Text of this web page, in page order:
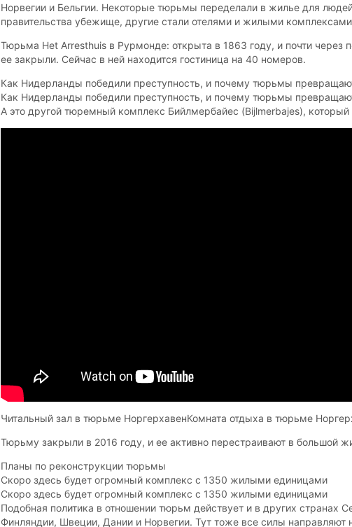
Норвегии и Бельгии. Некоторые тюрьмы переделали в жилье для
правительства убежище, другие стали отелями и жилыми
Тюрьма Het Arresthuis в Рурмонде: открыта в 1863 году, и почти через
ее закрыли. Сейчас в ней находится гостиница на 40 номеров.
Как Нидерланды победили преступность, и почему тюрьмы
Как Нидерланды победили преступность, и почему тюрьмы
А это другой тюремный комплекс Бийлмербайес (Bijlmerbajes),
Читальный зал в тюрьме НоргерхавенКомната отдыха в тюрьме
Тюрьму закрыли в 2016 году, и ее активно перестраивают в большой
Планы по реконструкции тюрьмы
Скоро здесь будет огромный комплекс с 1350 жилыми единицами
Скоро здесь будет огромный комплекс с 1350 жилыми единицами
Подобная политика в отношении тюрьм действует и в других странах
Финляндии, Швеции, Дании и Норвегии. Тут тоже все силы направляют